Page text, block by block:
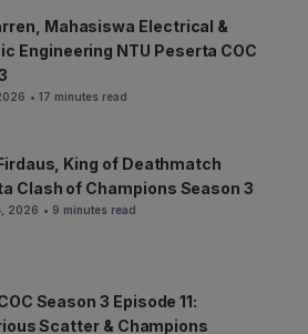
Mahasiswa Electrical &
Engineering NTU Peserta COC
• 17 minutes read
King of Deathmatch
Clash of Champions Season 3
2026 • 9 minutes read
Season 3 Episode 11:
Scatter & Champions